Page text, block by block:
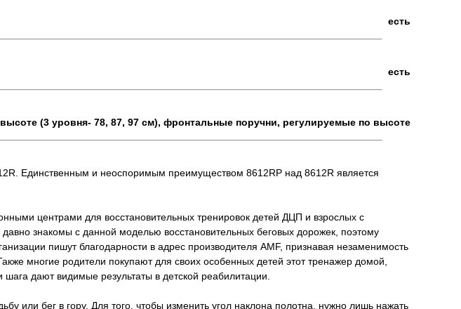
есть
есть
(3 уровня- 78, 87, 97 см), фронтальные поручни, регулируемые по высоте
Единственным и неоспоримым преимуществом 8612RP над 8612R является
центрами для восстановительных тренировок детей ДЦП и взрослых с
знакомы с данной моделью восстановительных беговых дорожек, поэтому
пишут благодарности в адрес производителя AMF, признавая незаменимость
многие родители покупают для своих особенных детей этот тренажер домой,
дают видимые результаты в детской реабилитации.
или бег в гору. Для того, чтобы изменить угол наклона полотна, нужно лишь нажать